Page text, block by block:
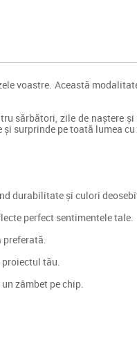
voastre. Această
sărbători, zile de naștere
surprinde pe toată lumea
durabilitate și culori
perfect sentimentele tale.
tău.
zâmbet pe chip.